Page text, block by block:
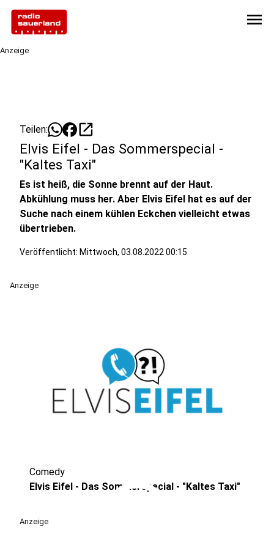
menu
Anzeige
Teilen: open_in_new
Elvis Eifel - Das Sommerspecial -
"Kaltes Taxi"
Es ist heiß, die Sonne brennt auf der Haut.
Abkühlung muss her. Aber Elvis Eifel hat es auf der
Suche nach einem kühlen Eckchen vielleicht etwas
übertrieben.
Veröffentlicht: Mittwoch, 03.08.2022 00:15
Anzeige
play_circle
Comedy
Elvis Eifel - Das Sommerspecial - "Kaltes Taxi"
Anzeige